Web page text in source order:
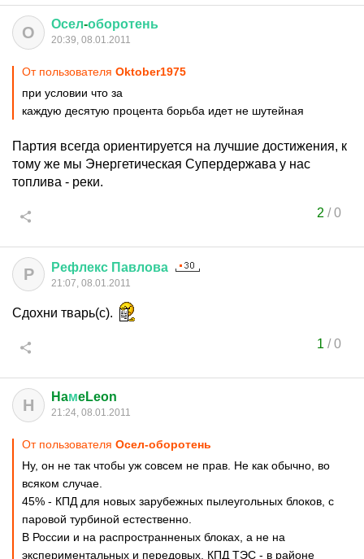
О Осел-оборотень
20:39, 08.01.2011
От пользователя Oktober1975
при условии что за
каждую десятую процента борьба идет не шутейная
Партия всегда ориентируется на лучшие достижения, к
тому же мы Энергетическая Супердержава у нас
топлива - реки.
2 /0
Р Рефлекс Павлова
21:07, 08.01.2011
Сдохни тварь(с).
1 /0
H HaмeLeon
21:24, 08.01.2011
От пользователя Осел-оборотень
Ну, он не так чтобы уж совсем не прав. Не как обычно, во
всяком случае.
45% - КПД для новых зарубежных пылеугольных блоков, с
паровой турбиной естественно.
В России и на распространненых блоках, а не на
экспериментальных и передовых, КПД ТЭС - в районе